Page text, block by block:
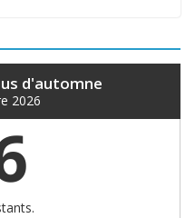
d'automne
2026